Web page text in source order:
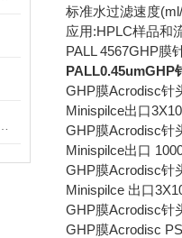
标准水过滤速度
应用:HPLC样品和
PALL 4567GHP膜
PALL0.45umGHP
GHP膜Acrodisc针
Minispilce出口
GHP膜Acrodisc针
Minispilce出口
GHP膜Acrodisc针
Minispilce 出口
GHP膜Acrodisc
GHP膜Acrodisc